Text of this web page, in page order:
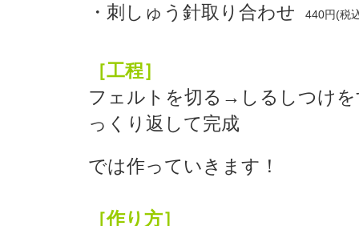
・刺しゅう針取り合わせ 440円(税
［工程］
フェルトを切る→しるしつけ
っくり返して完成
では作っていきます！
［作り方］